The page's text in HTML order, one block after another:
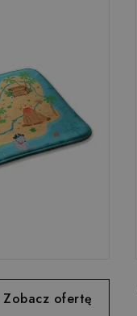
Zobacz ofertę